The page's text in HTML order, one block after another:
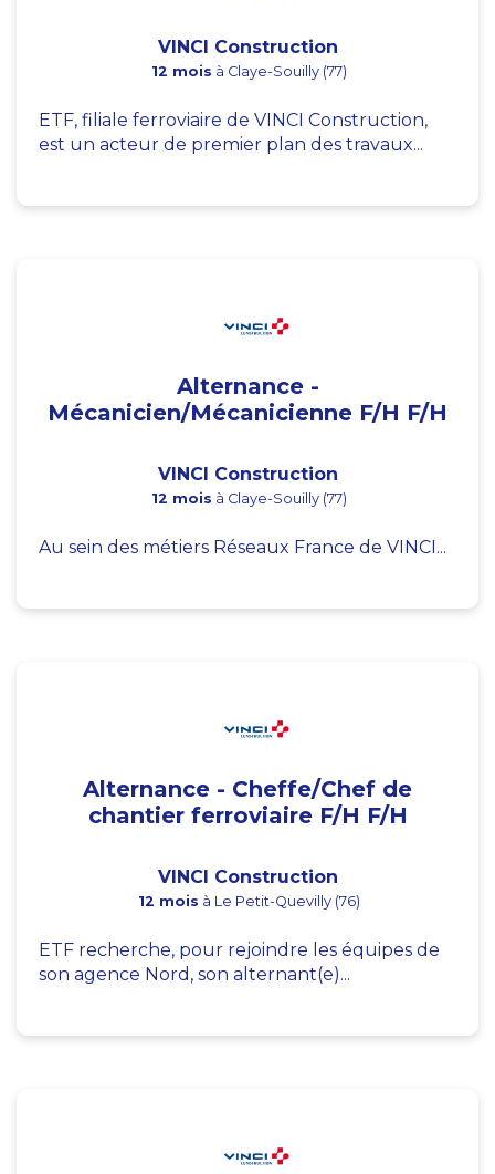
VINCI Construction
12 mois à Claye-Souilly (77)
ETF, filiale ferroviaire de VINCI Construction,
est un acteur de premier plan des travaux...
Alternance -
Mécanicien/Mécanicienne F/H F/H
VINCI Construction
12 mois à Claye-Souilly (77)
Au sein des métiers Réseaux France de VINCI...
Alternance - Cheffe/Chef de
chantier ferroviaire F/H F/H
VINCI Construction
12 mois à Le Petit-Quevilly (76)
ETF recherche, pour rejoindre les équipes de
son agence Nord, son alternant(e)...